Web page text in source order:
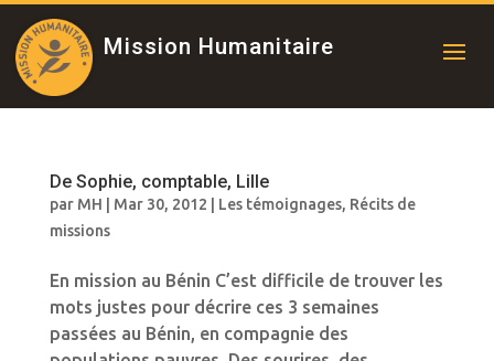
Mission Humanitaire
De Sophie, comptable, Lille
par MH Mar 30, 2012 Les témoignages, Récits de
missions
En mission au Bénin C’est difficile de trouver les
mots justes pour décrire ces 3 semaines
passées au Bénin, en compagnie des